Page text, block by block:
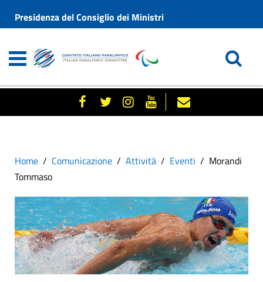
Presidenza del Consiglio dei Ministri
Home Comunicazione Attività Eventi
Morandi
Tommaso